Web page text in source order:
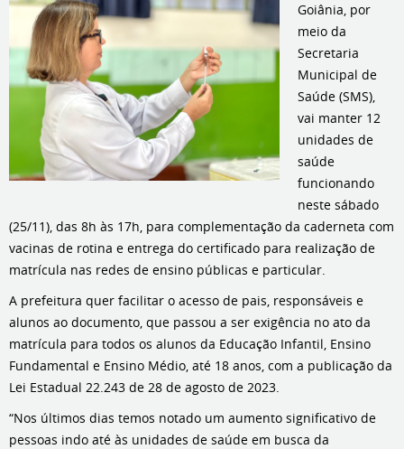
Goiânia, por
meio da
Secretaria
Municipal de
Saúde (SMS),
vai manter 12
unidades de
saúde
funcionando
neste sábado
(25/11), das 8h às 17h, para complementação da caderneta com
vacinas de rotina e entrega do certificado para realização de
matrícula nas redes de ensino públicas e particular.
A prefeitura quer facilitar o acesso de pais, responsáveis e
alunos ao documento, que passou a ser exigência no ato da
matrícula para todos os alunos da Educação Infantil, Ensino
Fundamental e Ensino Médio, até 18 anos, com a publicação da
Lei Estadual 22.243 de 28 de agosto de 2023.
“Nos últimos dias temos notado um aumento significativo de
pessoas indo até às unidades de saúde em busca da